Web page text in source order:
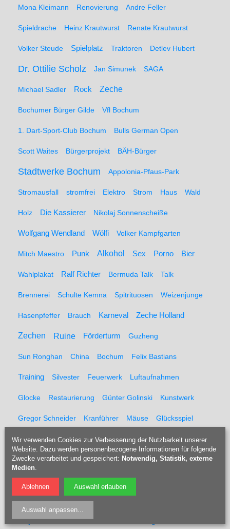
Mona Kleimann Renovierung Andre Feller
Spieldrache Heinz Krautwurst Renate Krautwurst
Volker Steude Spielplatz Traktoren Detlev Hubert
Dr. Ottilie Scholz Jan Simunek SAGA
Michael Sadler Rock Zeche
Bochumer Bürger Gilde Vfl Bochum
1. Dart-Sport-Club Bochum Bulls German Open
Scott Waites Bürgerprojekt BÄH-Bürger
Stadtwerke Bochum Appolonia-Pfaus-Park
Stromausfall stromfrei Elektro Strom Haus Wald
Holz Die Kassierer Nikolaj Sonnenscheiße
Wolfgang Wendland Wölfi Volker Kampfgarten
Mitch Maestro Punk Alkohol Sex Porno Bier
Wahlplakat Ralf Richter Bermuda Talk Talk
Brennerei Schulte Kemna Spitrituosen Weizenjunge
Hasenpfeffer Brauch Karneval Zeche Holland
Zechen Ruine Förderturm Guzheng
Sun Ronghan China Bochum Felix Bastians
Training Silvester Feuerwerk Luftaufnahmen
Glocke Restaurierung Günter Golinski Kunstwerk
Gregor Schneider Kranführer Mäuse Glücksspiel
Opel-Werk Laer Kabarettist
Kabarett
Comedian
Schriftsteller Bücher Lesung
Alte Druckerei Herne Durchfall Salonfestival Bochum
Igmar Kurenbach Linda, Todd and the Hairy Two
Katja Leistenschneider
Wir verwenden Cookies zur Verbesserung der Nutzbarkeit unserer
Website. Dazu werden personenbezogene Informationen für folgende
Zwecke verarbeitet und gespeichert: Notwendig, Statistik, externe
Medien.
Ablehnen Auswahl erlauben
Auswahl anpassen...